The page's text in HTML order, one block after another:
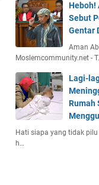
Heboh!
Sebut
Gentar
Aman
Moslemcommunity.net -
Lagi-
Rumah
Hati siapa yang tidak
h…